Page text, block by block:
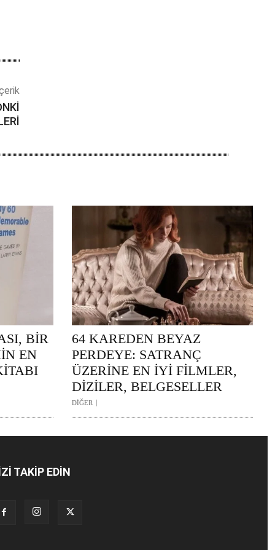
BİR
EN
64 KAREDEN BEYAZ
PERDEYE: SATRANÇ
ÜZERİNE EN İYİ FİLMLER,
DİZİLER, BELGESELLER
DİĞER
TAKİP EDİN